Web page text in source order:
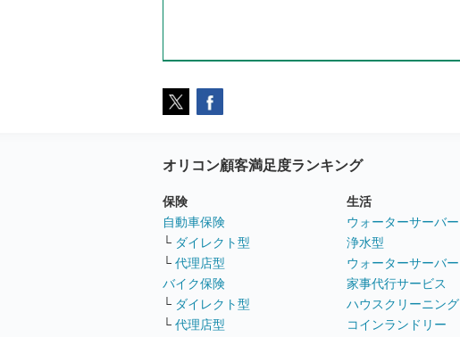
オリコン顧客満足度ランキング
保険
自動車保険
└ ダイレクト型
└ 代理店型
バイク保険
└ ダイレクト型
└ 代理店型
生活
ウォーターサーバー
浄水型
ウォーターサーバー
家事代行サービス
ハウスクリーニング
コインランドリー